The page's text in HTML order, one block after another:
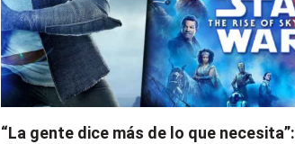
“La gente dice más de lo que necesita”: